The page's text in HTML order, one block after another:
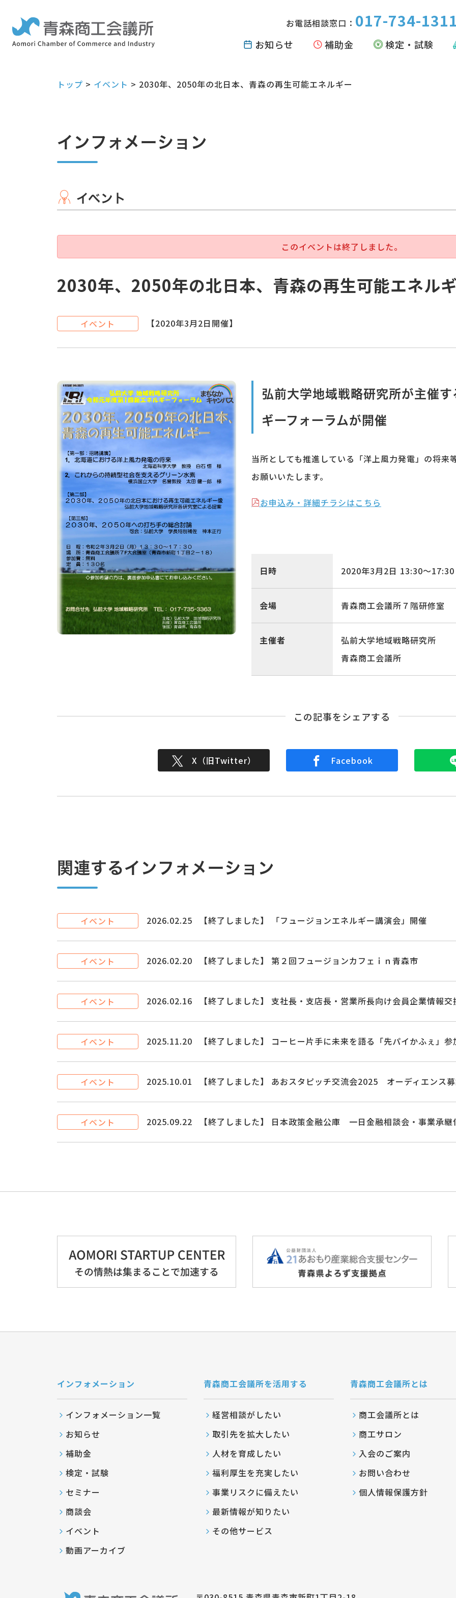
お電話相談窓口： 017-734-
お知らせ 補助金 検定・試験
トップ > イベント > 2030年、2050年の北日本、青森の再生可能エネルギー
インフォメーション
イベント
このイベントは終了しました。
2030年、2050年の北日本、青森の再生可能エネル
イベント 【2020年3月2日開催】
弘前大学地域戦略研究所が主催
ギーフォーラムが開催
当所としても推進している「洋上風力発電」の将
お願いいたします。
お申込み・詳細チラシはこちら
日時 2020年3月2日 13:30〜17:30
会場 青森商工会議所７階研修室
主催者
弘前大学地域戦略研究所
青森商工会議所
この記事をシェアする
X（旧Twitter） Facebook
関連するインフォメーション
イベント 2026.02.25 【終了しました】 「フュージョンエネルギー講演会」開催
イベント 2026.02.20 【終了しました】 第２回フュージョンカフェｉｎ青森市
イベント 2026.02.16 【終了しました】 支社長・支店長・営業所長向け会員企業情報交
イベント 2025.11.20 【終了しました】 コーヒー片手に未来を語る「先パイかふぇ」
イベント 2025.10.01 【終了しました】 あおスタピッチ交流会2025 オーディエンス
イベント 2025.09.22 【終了しました】 日本政策金融公庫 一日金融相談会・事業承継
インフォメーション
インフォメーション一覧
お知らせ
補助金
検定・試験
セミナー
商談会
イベント
動画アーカイブ
青森商工会議所を活用する
経営相談がしたい
取引先を拡大したい
人材を育成したい
福利厚生を充実したい
事業リスクに備えたい
最新情報が知りたい
その他サービス
青森商工会議所とは
商工会議所とは
商工サロン
入会のご案内
お問い合わせ
個人情報保護方針